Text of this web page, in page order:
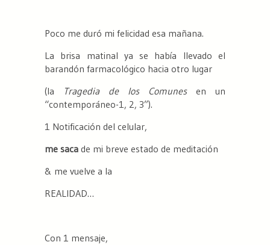
Poco me duró mi felicidad esa mañana.
La brisa matinal ya se había llevado el
barandón farmacológico hacia otro lugar
(la
Tragedia de los Comunesen un
“contemporáneo-1, 2, 3”).
1 Notificación del celular,
me saca de mi breve estado de meditación
& me vuelve a la
REALIDAD…
Con 1 mensaje,